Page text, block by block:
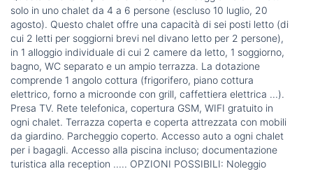
solo in uno chalet da 4 a 6 persone (escluso 10 luglio, 20
agosto). Questo chalet offre una capacità di sei posti letto (di
cui 2 letti per soggiorni brevi nel divano letto per 2 persone),
in 1 alloggio individuale di cui 2 camere da letto, 1 soggiorno,
bagno, WC separato e un ampio terrazza. La dotazione
comprende 1 angolo cottura (frigorifero, piano cottura
elettrico, forno a microonde con grill, caffettiera elettrica ...).
Presa TV. Rete telefonica, copertura GSM, WIFI gratuito in
ogni chalet. Terrazza coperta e coperta attrezzata con mobili
da giardino. Parcheggio coperto. Accesso auto a ogni chalet
per i bagagli. Accesso alla piscina incluso; documentazione
turistica alla reception ..... OPZIONI POSSIBILI: Noleggio